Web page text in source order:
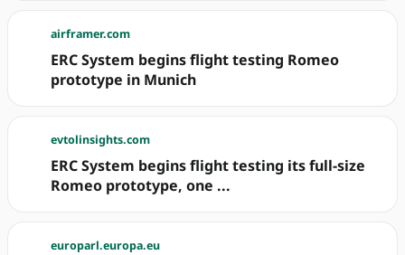
airframer.com
ERC System begins flight testing Romeo
prototype in Munich
evtolinsights.com
ERC System begins flight testing its full-size
Romeo prototype, one ...
europarl.europa.eu